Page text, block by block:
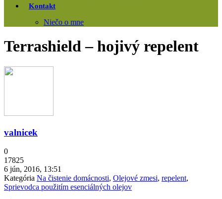
Kontakt
Niečo o mne
Terrashield – hojivý repelent
valnicek
0
17825
6 jún, 2016, 13:51
Kategória Na čistenie domácnosti, Olejové zmesi, repelent,
Sprievodca použitím esenciálných olejov